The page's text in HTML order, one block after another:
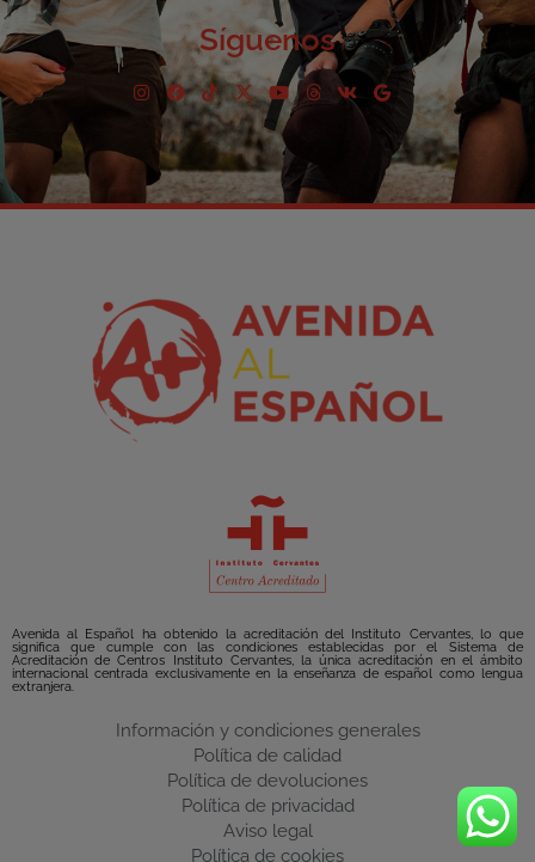
Síguenos
Avenida al Español ha obtenido la acreditación del Instituto Cervantes, lo que
significa que cumple con las condiciones establecidas por el Sistema de
Acreditación de Centros Instituto Cervantes, la única acreditación en el ámbito
internacional centrada exclusivamente en la enseñanza de español como lengua
extranjera.
Información y condiciones generales
Política de calidad
Política de devoluciones
Política de privacidad
Aviso legal
Política de cookies